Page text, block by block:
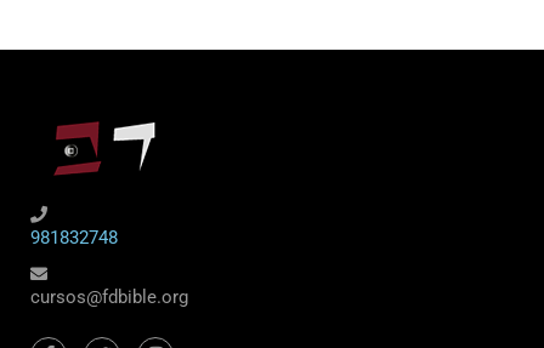
981832748
cursos@fdbible.org